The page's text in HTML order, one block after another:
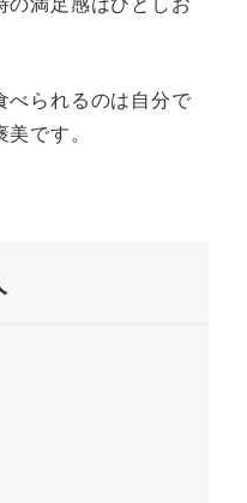
べられるのは自分で
です。